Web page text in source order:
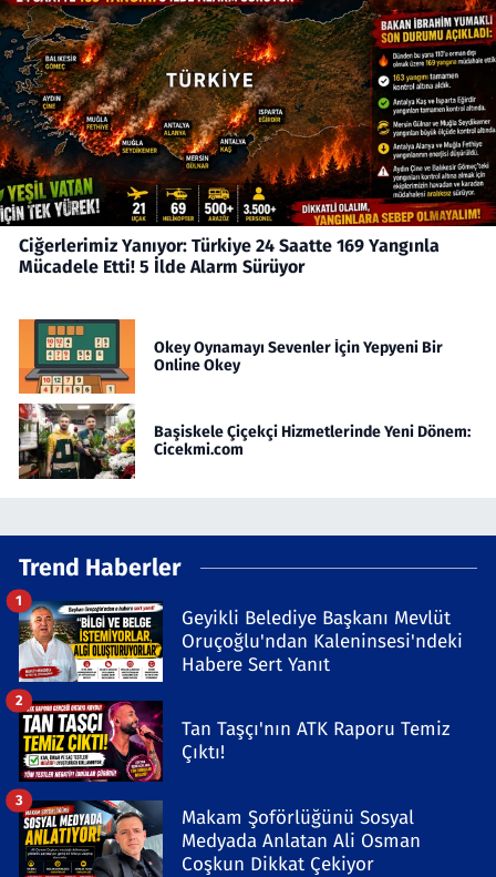
Ciğerlerimiz Yanıyor: Türkiye 24 Saatte 169 Yangınla
Mücadele Etti! 5 İlde Alarm Sürüyor
Okey Oynamayı Sevenler İçin Yepyeni Bir
Online Okey
Başiskele Çiçekçi Hizmetlerinde Yeni Dönem:
Cicekmi.com
Trend Haberler
Geyikli Belediye Başkanı Mevlüt
Oruçoğlu'ndan Kaleninsesi'ndeki
Habere Sert Yanıt
1
Tan Taşçı'nın ATK Raporu Temiz
Çıktı!
2
Makam Şoförlüğünü Sosyal
Medyada Anlatan Ali Osman
Coşkun Dikkat Çekiyor
3